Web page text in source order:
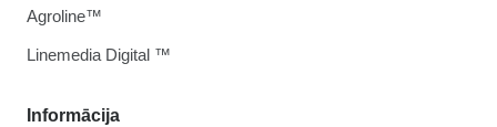
Informācija
Agroline™
Linemedia Digital ™